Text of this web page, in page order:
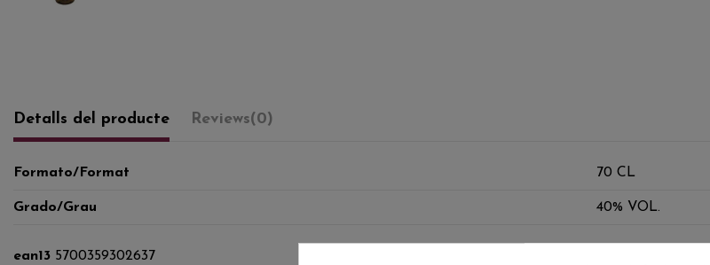
Detalls del producte Reviews(0)
Formato/Format 70 CL
Grado/Grau 40% VOL.
ean13 5700359302637